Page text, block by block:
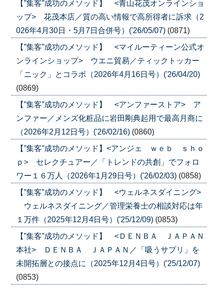
【”集客”成功のメソッド】 <青山花茂オンラインショ
ップ> 花茂本店／質の高い情報で高所得者に訴求（2
026年4月30日・5月7日合併号）('26/05/07) (0871)
【”集客”成功のメソッド】 <マイルーティーン公式オ
ンラインショップ> ウエニ貿易／ティックトッカー
「ニック」とコラボ（2026年4月16日号）('26/04/20)
(0869)
【”集客”成功のメソッド】 <アンファーストア> ア
ンファー／メンズ化粧品に岩田剛典起用で最高月商に
（2026年2月12日号）('26/02/16) (0860)
【”集客”成功のメソッド】<アンジェ ｗｅｂ ｓｈｏ
ｐ> セレクチュアー／「トレンドの共創」でフォロ
ワー１６万人（2026年1月29日号）('26/02/03) (0858)
【”集客”成功のメソッド】 <ウェルネスダイニング>
ウェルネスダイニング／管理栄養士の相談対応は年
１万件（2025年12月4日号）('25/12/09) (0853)
【”集客”成功のメソッド】 <ＤＥＮＢＡ ＪＡＰＡＮ
本社> ＤＥＮＢＡ ＪＡＰＡＮ／「吸うサプリ」を
未開拓層との接点に（2025年12月4日号）('25/12/07)
(0853)